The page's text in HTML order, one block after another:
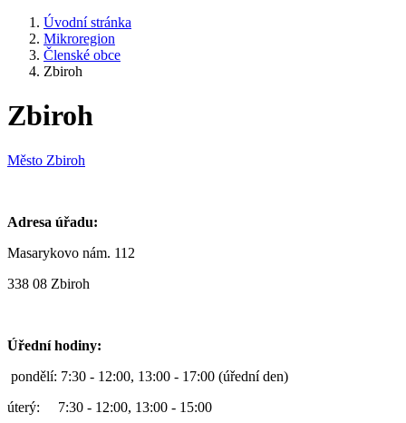
Úvodní stránka
Mikroregion
Členské obce
Zbiroh
Zbiroh
Město Zbiroh
Adresa úřadu:
Masarykovo nám. 112
338 08 Zbiroh
Úřední hodiny:
pondělí: 7:30 - 12:00, 13:00 - 17:00 (úřední den)
úterý: 7:30 - 12:00, 13:00 - 15:00